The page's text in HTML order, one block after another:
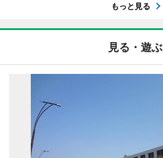
もっと見る
見る・遊ぶ